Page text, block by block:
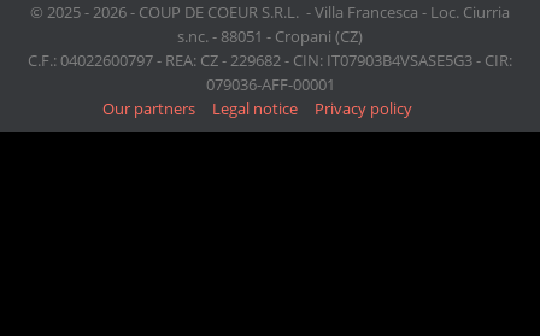
© 2025 - 2026 - COUP DE COEUR S.R.L. - Villa Francesca - Loc. Ciurria
s.nc. - 88051 - Cropani (CZ)
C.F.: 04022600797 - REA: CZ - 229682 - CIN: IT07903B4VSASE5G3 - CIR:
079036-AFF-00001
Our partners
Legal notice Privacy policy